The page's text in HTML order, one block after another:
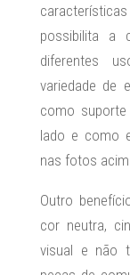
possibilita a
diferentes
variedade de
como
lado e como
nas fotos
Outro
cor neutra,
visual e não